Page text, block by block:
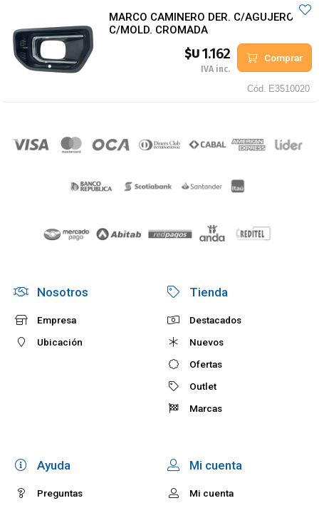
MARCO CAMINERO DER. C/AGUJERO
C/MOLD. CROMADA
$U1.162
IVA inc.
Comprar
Cód. E3510020
Nosotros
Empresa
Ubicación
Tienda
Destacados
Nuevos
Ofertas
Outlet
Marcas
Ayuda
Preguntas
Mi cuenta
Mi cuenta